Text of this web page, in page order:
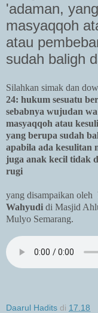
'adaman,
masyaqqoh
atau
sudah baligh
Silahkan simak dan
24: hukum sesuatu
sebabnya wujudan
masyaqqoh atau
yang berupa sudah
apabila ada kesulitan
juga anak kecil tidak
rugi
yang disampaikan oleh
Wahyudi di Masjid
Mulyo Semarang.
Daarul Hadits di 17.18